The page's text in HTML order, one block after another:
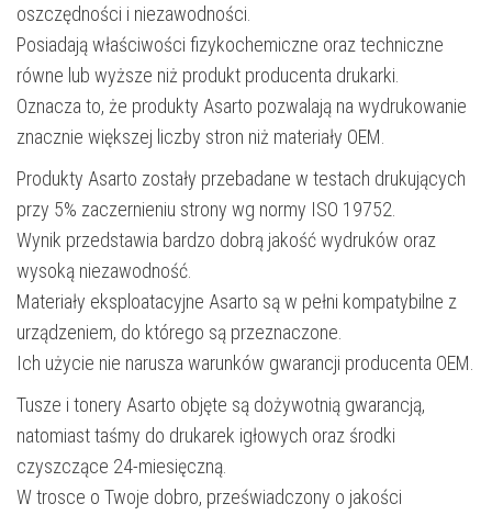
oszczędności i niezawodności.
Posiadają właściwości fizykochemiczne oraz techniczne
równe lub wyższe niż produkt producenta drukarki.
Oznacza to, że produkty Asarto pozwalają na wydrukowanie
znacznie większej liczby stron niż materiały OEM.
Produkty Asarto zostały przebadane w testach drukujących
przy 5% zaczernieniu strony wg normy ISO 19752.
Wynik przedstawia bardzo dobrą jakość wydruków oraz
wysoką niezawodność.
Materiały eksploatacyjne Asarto są w pełni kompatybilne z
urządzeniem, do którego są przeznaczone.
Ich użycie nie narusza warunków gwarancji producenta OEM.
Tusze i tonery Asarto objęte są dożywotnią gwarancją,
natomiast taśmy do drukarek igłowych oraz środki
czyszczące 24-miesięczną.
W trosce o Twoje dobro, przeświadczony o jakości